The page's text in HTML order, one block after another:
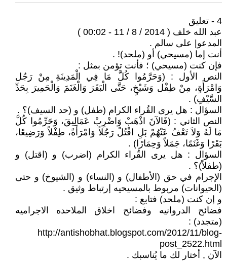
4 - تعليق
عبد الله خلف ( 2014 / 8 / 11 - 00:02 )
المدعو| على سالم .
أنت إما (مسيحي) أو (ملحد)! .
فإن كنت (مسيحي) ؛ فأنت تؤمن بمثل :
النص الأول : (وَحَرَّمُوا كُلَّ مَا فِي الْمَدِينَةِ مِنْ رَجُل
وَامْرَأَةٍ، مِنْ طِفْل وَشَيْخٍ، حَتَّى الْبَقَرَ وَالْغَنَمَ وَالْحَمِيرَ بِحَدِّ
السَّيْفِ) .
السؤال : هل يرى القُراء الكرام (طفل) و (حد السيف)؟ .
النص الثاني : (فَالآنَ اذْهَبْ وَاضْرِبْ عَمَالِيقَ، وَحَرِّمُوا كُلَّ
مَا لَهُ وَلاَ تَعْفُ عَنْهُمْ بَلِ اقْتُلْ رَجُلاً وَامْرَأَةً، طِفْلاً وَرَضِيعًا،
بَقَرًا وَغَنَمًا، جَمَلاً وَحِمَارًا) .
السؤال : هل يرى القُراء الكرام (اضرب) و (اقتل) و
(طفلاً)؟ .
الإجرام في حق (الأطفال) و (النساء) و (الشيوخ) و حتى
(الحيوانات) مربوط بالمسيحيه إرتباط وثيق .
و إن كنت (ملحد) فتابع :
فضائح الدروانيه وفضائح اخلاق الملاحده الاجراميه
(متجدد) :
http://antishobhat.blogspot.com/2012/11/blog-
post_2522.html
الآن , أختار لك ما يُناسبك .